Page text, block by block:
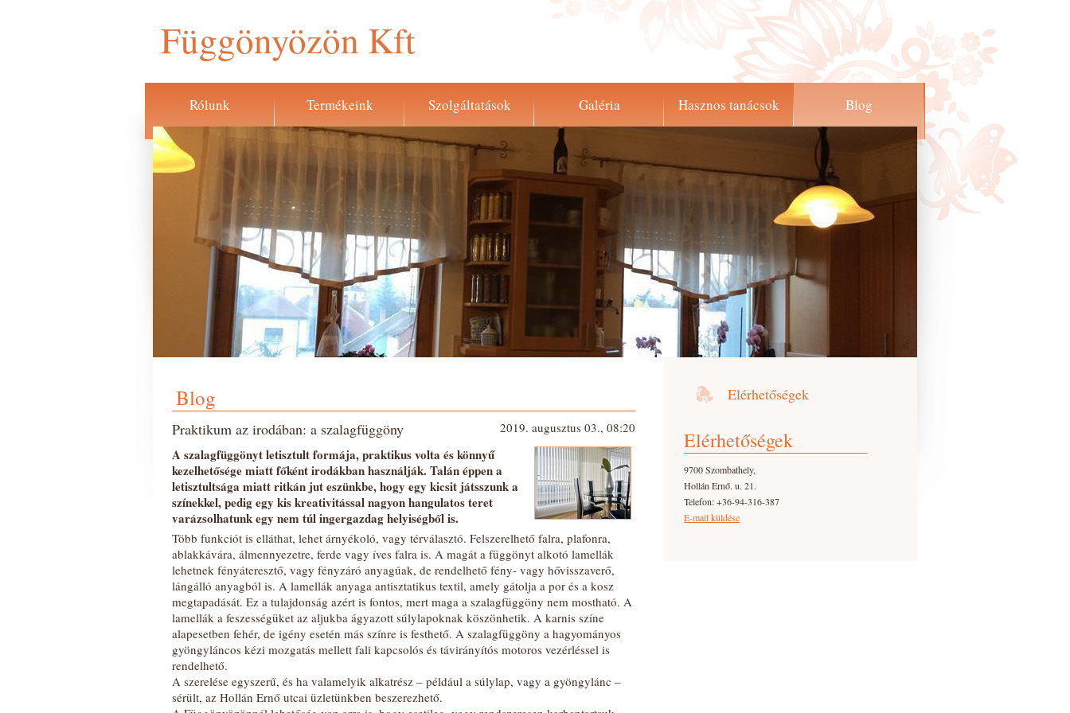
Függönyözön Kft
Rólunk Termékeink Szolgáltatások Galéria Hasznos tanácsok Blog
Elérhetőségek
Elérhetőségek
9700 Szombathely,
Hollán Ernő. u. 21.
Telefon: +36-94-316-387
E-mail küldése
Blog
2019. augusztus 03., 08:20
Praktikum az irodában: a szalagfüggöny
A szalagfüggönyt letisztult formája, praktikus volta és könnyű
kezelhetősége miatt főként irodákban használják. Talán éppen a
letisztultsága miatt ritkán jut eszünkbe, hogy egy kicsit játsszunk a
színekkel, pedig egy kis kreativitással nagyon hangulatos teret
varázsolhatunk egy nem túl ingergazdag helyiségből is.
Több funkciót is elláthat, lehet árnyékoló, vagy térválasztó. Felszerelhető falra, plafonra,
ablakkávára, álmennyezetre, ferde vagy íves falra is. A magát a függönyt alkotó lamellák
lehetnek fényáteresztő, vagy fényzáró anyagúak, de rendelhető fény- vagy hővisszaverő,
lángálló anyagból is. A lamellák anyaga antisztatikus textil, amely gátolja a por és a kosz
megtapadását. Ez a tulajdonság azért is fontos, mert maga a szalagfüggöny nem mostható. A
lamellák a feszességüket az aljukba ágyazott súlylapoknak köszönhetik. A karnis színe
alapesetben fehér, de igény esetén más színre is festhető. A szalagfüggöny a hagyományos
gyöngyláncos kézi mozgatás mellett fali kapcsolós és távirányítós motoros vezérléssel is
rendelhető.
A szerelése egyszerű, és ha valamelyik alkatrész – például a súlylap, vagy a gyöngylánc –
sérült, az Hollán Ernő utcai üzletünkben beszerezhető.